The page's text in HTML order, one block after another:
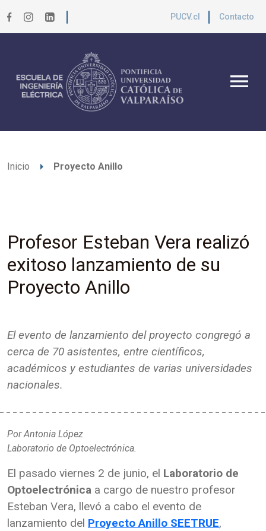
PUCV.cl Contacto
menu
Inicio arrow_right Proyecto Anillo
Profesor Esteban Vera realizó
exitoso lanzamiento de su
Proyecto Anillo
El evento de lanzamiento del proyecto congregó a
cerca de 70 asistentes, entre científicos,
académicos y estudiantes de varias universidades
nacionales.
Por Antonia López
Laboratorio de Optoelectrónica.
El pasado viernes 2 de junio, el Laboratorio de
Optoelectrónica a cargo de nuestro profesor
Esteban Vera, llevó a cabo el evento de
lanzamiento del Proyecto Anillo SEETRUE,